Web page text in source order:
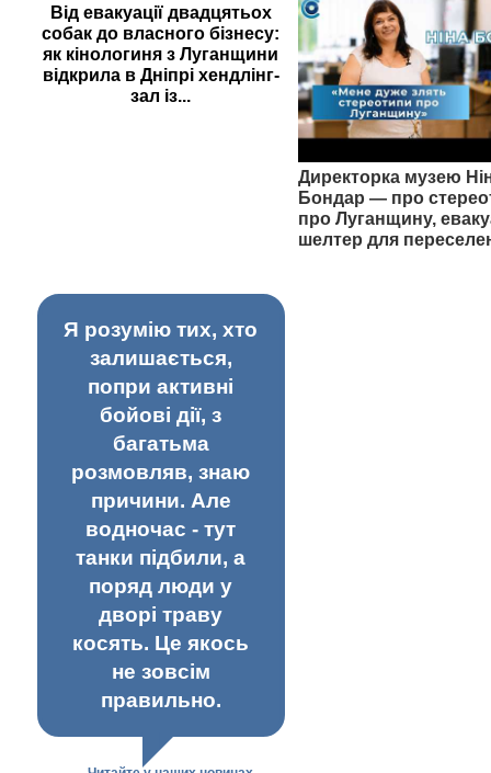
Від евакуації двадцятьох
собак до власного бізнесу:
як кінологиня з Луганщини
відкрила в Дніпрі хендлінг-
зал із...
Директорка музею
Бондар — про
про Луганщину,
шелтер для
Я розумію тих, хто
залишається,
попри активні
бойові дії, з
багатьма
розмовляв, знаю
причини. Але
водночас - тут
танки підбили, а
поряд люди у
дворі траву
косять. Це якось
не зовсім
правильно.